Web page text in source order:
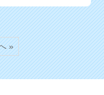
室ワンダーコード新潟
のオーナー森憲一郎で
だいま実施中の無料体
スン...
»